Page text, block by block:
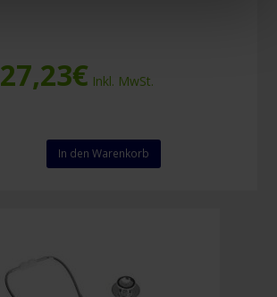
27,23€ Inkl. MwSt.
In den Warenkorb